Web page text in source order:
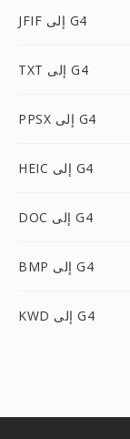
JFIF إلى G4
TXT إلى G4
PPSX إلى G4
HEIC إلى G4
DOC إلى G4
BMP إلى G4
KWD إلى G4